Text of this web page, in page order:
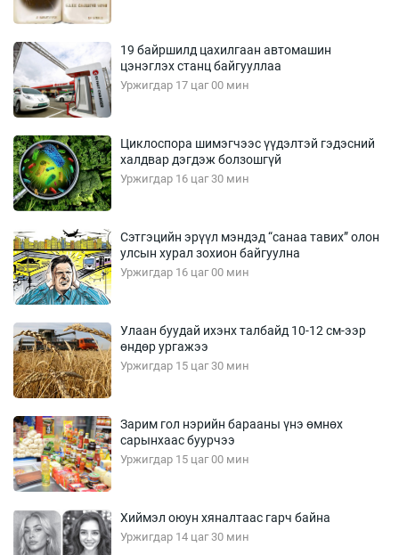
19 байршилд цахилгаан автомашин
цэнэглэх станц байгууллаа
Уржигдар 17 цаг 00 мин
Циклоспора шимэгчээс үүдэлтэй гэдэсний
халдвар дэгдэж болзошгүй
Уржигдар 16 цаг 30 мин
Сэтгэцийн эрүүл мэндэд “санаа тавих” олон
улсын хурал зохион байгуулна
Уржигдар 16 цаг 00 мин
Улаан буудай ихэнх талбайд 10-12 см-ээр
өндөр ургажээ
Уржигдар 15 цаг 30 мин
Зарим гол нэрийн барааны үнэ өмнөх
сарынхаас буурчээ
Уржигдар 15 цаг 00 мин
Хиймэл оюун хяналтаас гарч байна
Уржигдар 14 цаг 30 мин